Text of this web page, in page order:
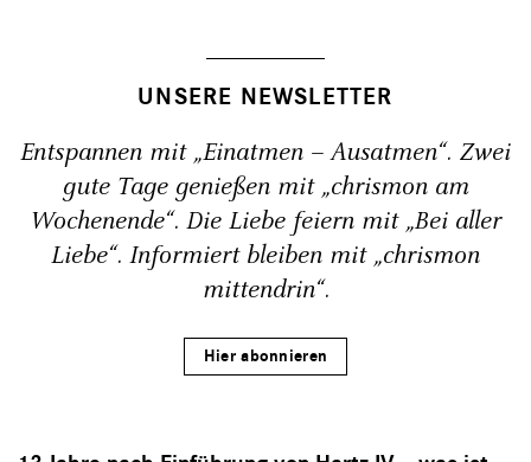
UNSERE NEWSLETTER
Entspannen mit „Einatmen – Ausatmen“. Zwei
gute Tage genießen mit „chrismon am
Wochenende“. Die Liebe feiern mit „Bei aller
Liebe“. Informiert bleiben mit „chrismon
mittendrin“.
Hier abonnieren